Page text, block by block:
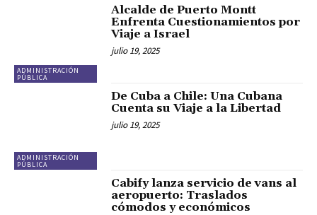
ADMINISTRACIÓN
PÚBLICA
Alcalde de Puerto Montt
Enfrenta Cuestionamientos por
Viaje a Israel
julio 19, 2025
ADMINISTRACIÓN
PÚBLICA
De Cuba a Chile: Una Cubana
Cuenta su Viaje a la Libertad
julio 19, 2025
Cabify lanza servicio de vans al
aeropuerto: Traslados
cómodos y económicos